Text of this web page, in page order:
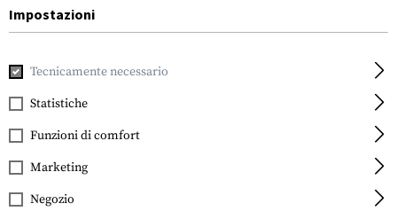
Paddle Holster für H&K USP
Compact Left Handed
Impostazioni
Tecnicamente necessario
Statistiche
Funzioni di comfort
Marketing
Negozio